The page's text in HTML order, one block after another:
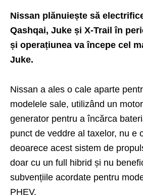
Nissan plănuiește să
Qashqai, Juke și X-Trail în
și operațiunea va începe cel
Juke.
Nissan a ales o cale aparte
modelele sale, utilizând un
generator pentru a încărca
punct de veddre al taxelor, nu e
deoarece acest sistem de
doar cu un full hibrid și nu
subvențiile acordate pentru
PHEV.